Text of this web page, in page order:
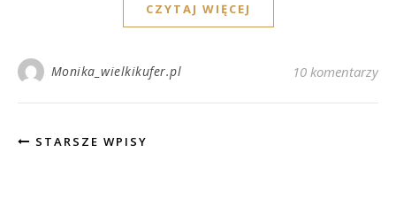
CZYTAJ WIĘCEJ
Monika_wielkikufer.pl 10 komentarzy
STARSZE WPISY